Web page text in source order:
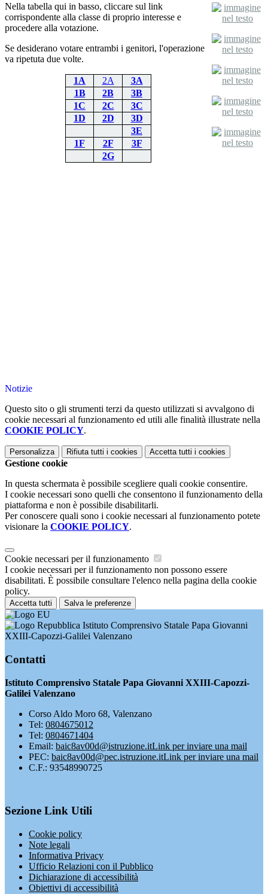
Nella tabella qui in basso, cliccare sul link
corrispondente alla classe di proprio interesse e
procedere alla votazione.
Se desiderano votare entrambi i genitori, l'operazione
va ripetuta due volte.
1A 2A
3A
1B
2B
3B
1C
2C
3C
1D
2D
3D
3E
1F
2F
3F
2G
Notizie
Questo sito o gli strumenti terzi da questo utilizzati si avvalgono di
cookie necessari al funzionamento ed utili alle finalità illustrate nella
COOKIE POLICY.
Personalizza Rifiuta tutti i cookies Accetta tutti i cookies
Gestione cookie
In questa schermata è possibile scegliere quali cookie consentire.
I cookie necessari sono quelli che consentono il funzionamento della
piattaforma e non è possibile disabilitarli.
Per conoscere quali sono i cookie necessari al funzionamento potete
visionare la COOKIE POLICY.
Cookie necessari per il funzionamento
I cookie necessari per il funzionamento non possono essere
disabilitati. È possibile consultare l'elenco nella pagina della cookie
policy.
Accetta tutti Salva le preferenze
Istituto Comprensivo Statale Papa Giovanni
XXIII-Capozzi-Galilei Valenzano
Contatti
Istituto Comprensivo Statale Papa Giovanni XXIII-Capozzi-
Galilei Valenzano
Corso Aldo Moro 68, Valenzano
Tel: 0804675012
Tel: 0804671404
Email: baic8av00d@istruzione.itLink per inviare una mail
PEC: baic8av00d@pec.istruzione.itLink per inviare una mail
C.F.: 93548990725
Sezione Link Utili
Cookie policy
Note legali
Informativa Privacy
Ufficio Relazioni con il Pubblico
Dichiarazione di accessibilità
Obiettivi di accessibilità